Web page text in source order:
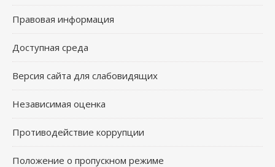
Правовая информация
Доступная среда
Версия сайта для слабовидящих
Независимая оценка
Противодействие коррупции
Положение о пропускном режиме